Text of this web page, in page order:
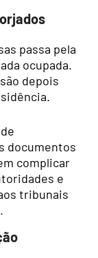
passa pela
ocupada.
depois
documentos
complicar
e
tribunais